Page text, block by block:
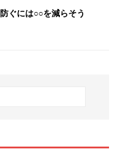
ぐには○○を減らそう